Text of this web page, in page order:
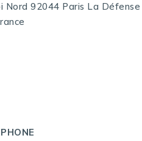
Nord 92044 Paris La Défense